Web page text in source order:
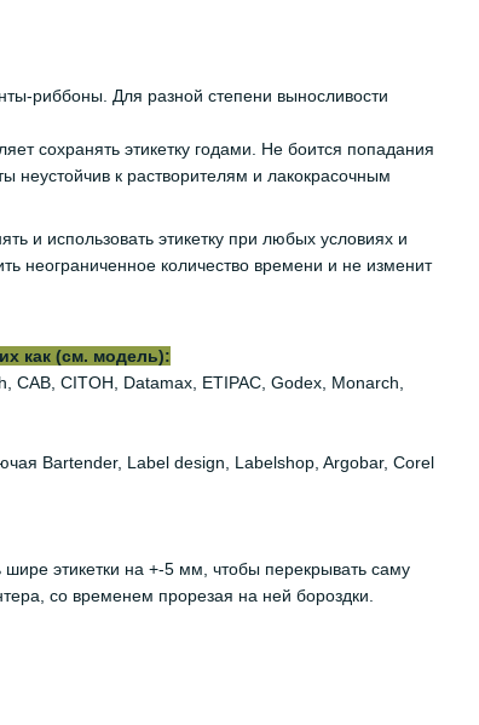
риббоны. Для разной степени выносливости
сохранять этикетку годами. Не боится попадания
к растворителям и лакокрасочным
и использовать этикетку при любых условиях и
неограниченное количество времени и не изменит
как (см. модель):
CITOH, Datamax, ETIPAC, Godex, Monarch,
Bartender, Label design, Labelshop, Argobar, Corel
этикетки на +-5 мм, чтобы перекрывать саму
со временем прорезая на ней бороздки.